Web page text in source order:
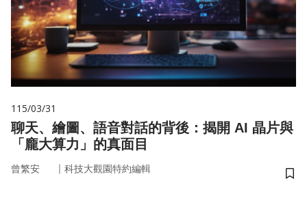
115/03/31
聊天、繪圖、語音對話的背後：揭開 AI 晶片與
「龐大算力」的真面目
曾繁安 ｜ 科技大觀園特約編輯
儲